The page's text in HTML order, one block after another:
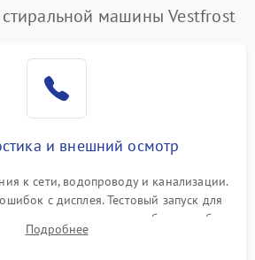
2200 ₽ Подробнее →
машины Vestfrost
и внешний осмотр
к сети, водопроводу и канализации.
с дисплея. Тестовый запуск для
шумов, протечек или сбоев в работе
модуля управления.
Подробнее